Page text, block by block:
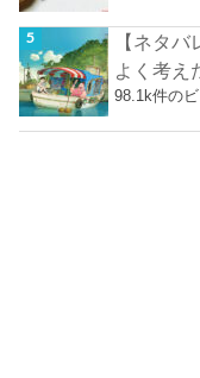
【ネタ
よく考え
98.1k件の